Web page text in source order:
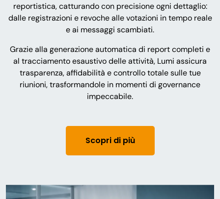
reportistica, catturando con precisione ogni dettaglio:
dalle registrazioni e revoche alle votazioni in tempo reale
e ai messaggi scambiati.
Grazie alla generazione automatica di report completi e
al tracciamento esaustivo delle attività, Lumi assicura
trasparenza, affidabilità e controllo totale sulle tue
riunioni, trasformandole in momenti di governance
impeccabile.
Scopri di più